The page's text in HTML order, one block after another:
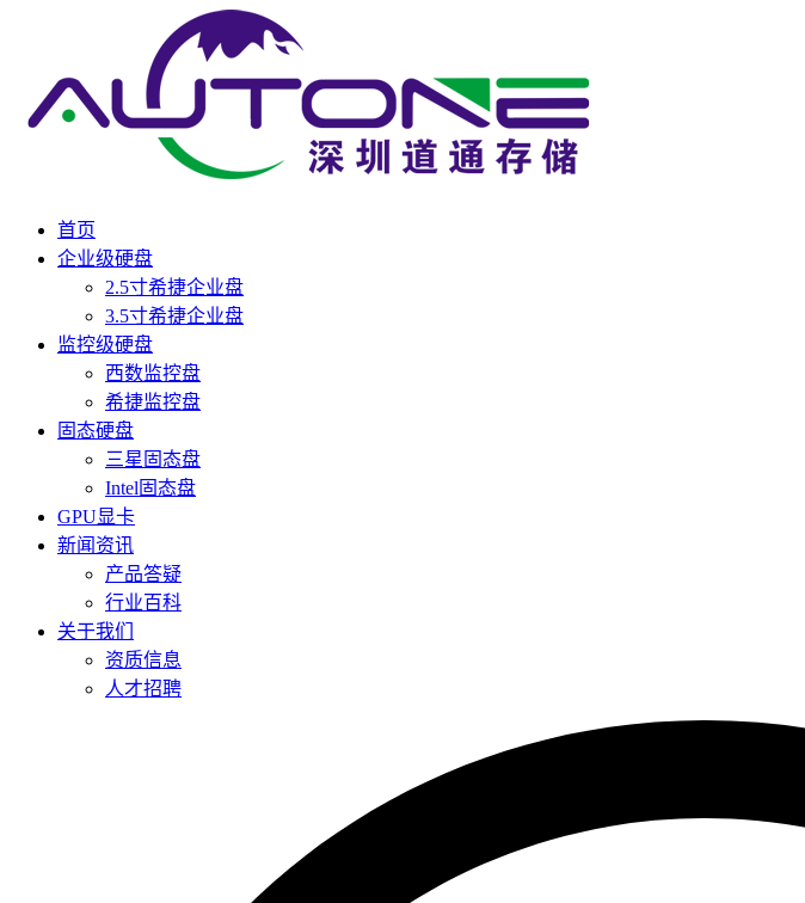
首页
企业级硬盘
2.5寸希捷企业盘
3.5寸希捷企业盘
监控级硬盘
西数监控盘
希捷监控盘
固态硬盘
三星固态盘
Intel固态盘
GPU显卡
新闻资讯
产品答疑
行业百科
关于我们
资质信息
人才招聘